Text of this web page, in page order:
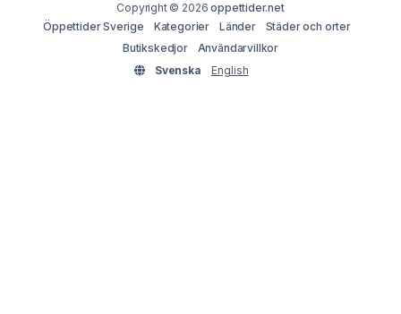
Copyright © 2026oppettider.net
Öppettider Sverige
Kategorier Länder
Städer och orter
Butikskedjor
Användarvillkor
Svenska
English